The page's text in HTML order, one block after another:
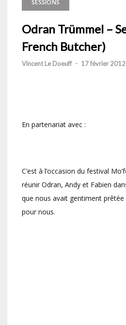
SESSIONS
Odran Trümmel –
French Butcher)
Vincent Le Doeuff - 17 février 2012
En partenariat avec :
C’est à l’occasion du festival
réunir Odran, Andy et Fabien
que nous avait gentiment prêtée
pour nous.